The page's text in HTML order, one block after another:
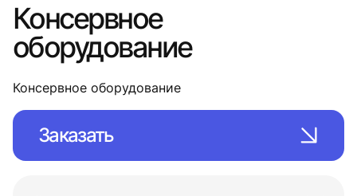
Консервное
оборудование
Консервное оборудование
Заказать